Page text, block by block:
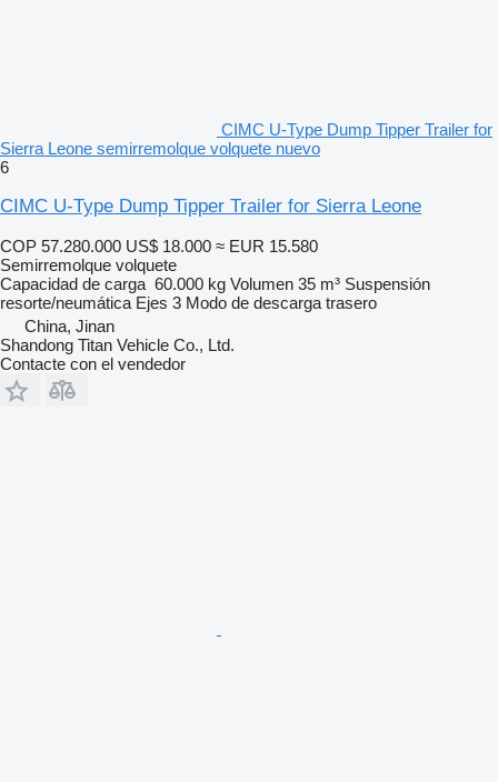
CIMC U-Type Dump Tipper Trailer for
Sierra Leone semirremolque volquete nuevo
6
CIMC U-Type Dump Tipper Trailer for Sierra Leone
COP 57.280.000 US$ 18.000 ≈ EUR 15.580
Semirremolque volquete
Capacidad de carga 60.000 kg Volumen 35 m³ Suspensión
resorte/neumática Ejes 3 Modo de descarga trasero
China, Jinan
Shandong Titan Vehicle Co., Ltd.
Contacte con el vendedor